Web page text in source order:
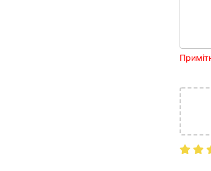
потужне символічне
класичний дизайн —